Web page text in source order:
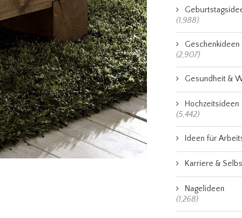
(1,988)
Geschenkideen
(2,907)
Gesundheit &
Hochzeitsideen
(5,442)
Ideen für
Karriere &
Nagelideen
(1,268)